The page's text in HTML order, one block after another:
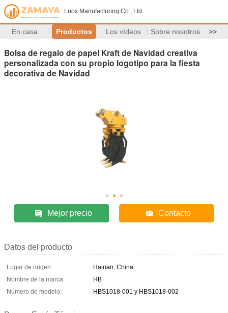
Luox Manufacturing Co., Ltd.
En casa Productos Los vídeos Sobre nosotros >>
Bolsa de regalo de papel Kraft de Navidad creativa
personalizada con su propio logotipo para la fiesta
decorativa de Navidad
Mejor precio Contacto
Datos del producto
Lugar de origen:
Hainan, China
Nombre de la marca:
HB
Número de modelo:
HBS1018-001 y HBS1018-002